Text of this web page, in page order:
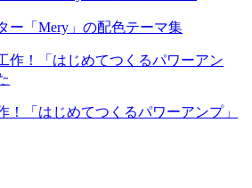
ー「Mery」の配色テーマ集
！「はじめてつくるパワーアンプ」